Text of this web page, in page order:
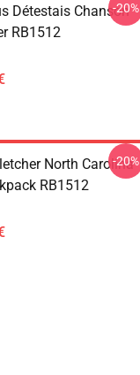
Détestais Chanson
RB1512
-20%
North Carolina
RB1512
-20%